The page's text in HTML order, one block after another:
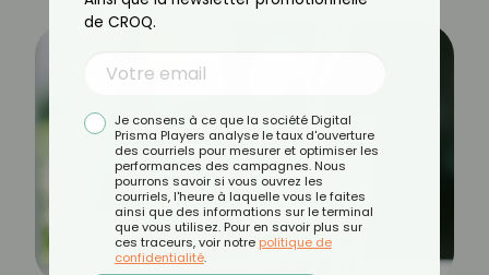
de CROQ.
Je consens à ce que la société Digital
Prisma Players analyse le taux d'ouverture
des courriels pour mesurer et optimiser les
performances des campagnes. Nous
pourrons savoir si vous ouvrez les
courriels, l'heure à laquelle vous le faites
ainsi que des informations sur le terminal
que vous utilisez. Pour en savoir plus sur
ces traceurs, voir notre politique de
confidentialité.